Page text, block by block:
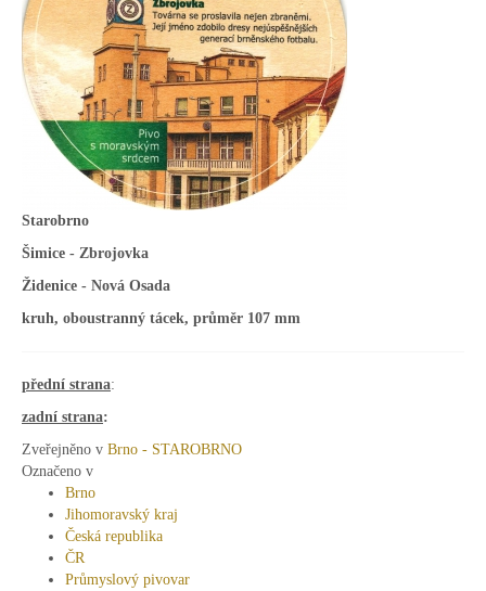
Starobrno
Šimice - Zbrojovka
Židenice - Nová Osada
kruh, oboustranný tácek, průměr 107 mm
přední strana:
zadní strana:
Zveřejněno v Brno - STAROBRNO
Označeno v
Brno
Jihomoravský kraj
Česká republika
ČR
Průmyslový pivovar